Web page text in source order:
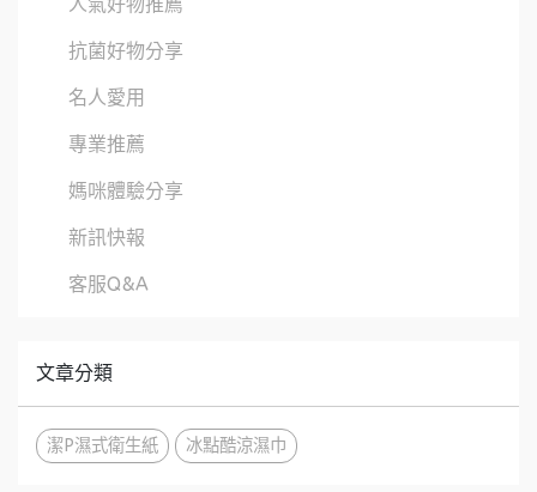
抗菌好物分享
名人愛用
專業推薦
媽咪體驗分享
新訊快報
客服Q&A
文章分類
潔P濕式衛生紙 冰點酷涼濕巾